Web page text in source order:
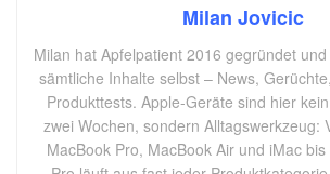
Milan Jovicic
Milan hat Apfelpatient 2016 gegründet
sämtliche Inhalte selbst – News,
Produkttests. Apple-Geräte sind hier
zwei Wochen, sondern Alltagswerkzeug:
MacBook Pro, MacBook Air und iMac